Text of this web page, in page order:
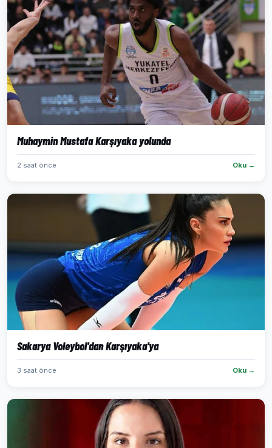
Muhaymin Mustafa Karşıyaka yolunda
2 saat önce Oku →
Sakarya Voleybol'dan Karşıyaka'ya
3 saat önce Oku →